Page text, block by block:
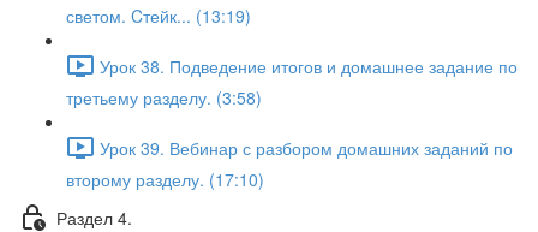
светом. Cтейк... (13:19)
Урок 38. Подведение итогов и домашнее задание по
третьему разделу. (3:58)
Урок 39. Вебинар с разбором домашних заданий по
второму разделу. (17:10)
Раздел 4.